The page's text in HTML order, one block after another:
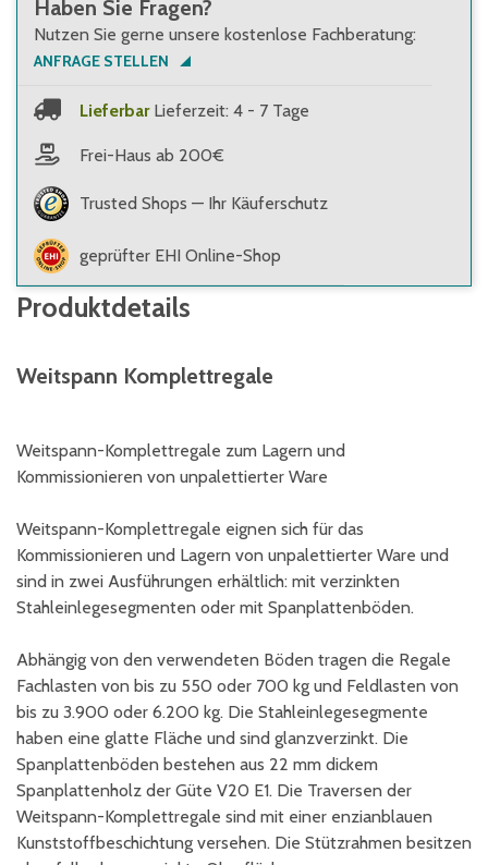
Haben Sie Fragen?
Nutzen Sie gerne unsere kostenlose Fachberatung:
ANFRAGE STELLEN
Lieferbar Lieferzeit: 4 - 7 Tage
Frei-Haus ab 200€
Trusted Shops — Ihr Käuferschutz
geprüfter EHI Online-Shop
Produktdetails
Weitspann Komplettregale
Weitspann-Komplettregale zum Lagern und
Kommissionieren von unpalettierter Ware
Weitspann-Komplettregale eignen sich für das
Kommissionieren und Lagern von unpalettierter Ware und
sind in zwei Ausführungen erhältlich: mit verzinkten
Stahleinlegesegmenten oder mit Spanplattenböden.
Abhängig von den verwendeten Böden tragen die Regale
Fachlasten von bis zu 550 oder 700 kg und Feldlasten von
bis zu 3.900 oder 6.200 kg. Die Stahleinlegesegmente
haben eine glatte Fläche und sind glanzverzinkt. Die
Spanplattenböden bestehen aus 22 mm dickem
Spanplattenholz der Güte V20 E1. Die Traversen der
Weitspann-Komplettregale sind mit einer enzianblauen
Kunststoffbeschichtung versehen. Die Stützrahmen besitzen